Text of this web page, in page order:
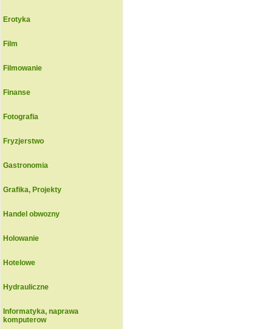
Erotyka
Film
Filmowanie
Finanse
Fotografia
Fryzjerstwo
Gastronomia
Grafika, Projekty
Handel obwozny
Holowanie
Hotelowe
Hydrauliczne
Informatyka, naprawa
komputerow